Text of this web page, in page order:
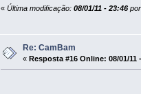
«Última modificação:08/01/11 - 23:46
Re: CamBam
« Resposta #16 Online: 08/01/11